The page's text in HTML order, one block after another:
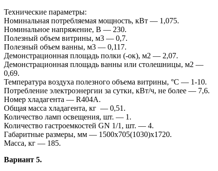
Технические параметры:
Номинальная потребляемая мощность, кВт — 1,075.
Номинальное напряжение, В — 230.
Полезный объем витрины, м3 — 0,7.
Полезный объем ванны, м3 — 0,117.
Демонстрационная площадь полки (-ок), м2 — 2,07.
Демонстрационная площадь ванны или столешницы, м2 —
0,69.
Температура воздуха полезного объема витрины, °С — 1-10.
Потребление электроэнергии за сутки, кВт/ч, не более — 7,6.
Номер хладагента — R404A.
Общая масса хладагента, кг — 0,51.
Количество ламп освещения, шт. — 1.
Количество гастроемкостей GN 1/1, шт. — 4.
Габаритные размеры, мм — 1500x705(1030)x1720.
Масса, кг — 185.
Вариант 5.